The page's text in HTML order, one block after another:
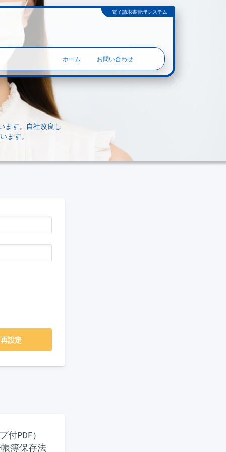
電子請求書管理システム
ホーム お問い合わせ
ます。自社改良し
ます。
設定
PDF）
簿保存法